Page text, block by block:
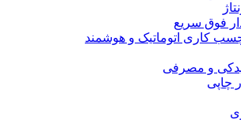
فوق سریع
کاری اتوماتیک و هوشمند
و مصرفی
چاپی